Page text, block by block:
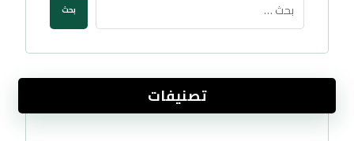
تصنيفات